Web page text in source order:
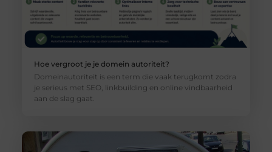
Hoe vergroot je je domein autoriteit?
Domeinautoriteit is een term die vaak terugkomt zodra
je serieus met SEO, linkbuilding en online vindbaarheid
aan de slag gaat.